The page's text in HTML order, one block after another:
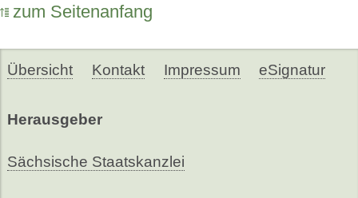
zum Seitenanfang
Übersicht Kontakt Impressum eSignatur
Herausgeber
Sächsische Staatskanzlei